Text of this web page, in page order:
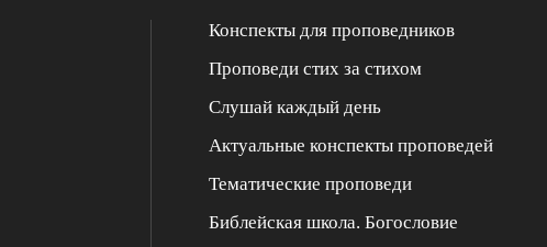
Конспекты для проповедников
Проповеди стих за стихом
Слушай каждый день
Актуальные конспекты проповедей
Тематические проповеди
Библейская школа. Богословие